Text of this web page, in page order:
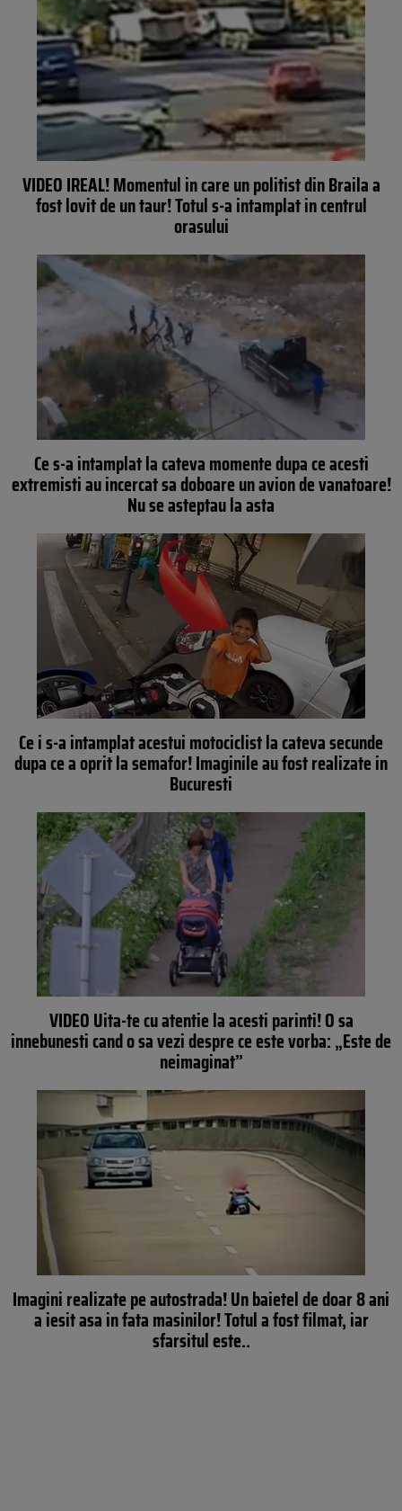
VIDEO IREAL! Momentul in care un politist din Braila a
fost lovit de un taur! Totul s-a intamplat in centrul
orasului
Ce s-a intamplat la cateva momente dupa ce acesti
extremisti au incercat sa doboare un avion de vanatoare!
Nu se asteptau la asta
Ce i s-a intamplat acestui motociclist la cateva secunde
dupa ce a oprit la semafor! Imaginile au fost realizate in
Bucuresti
VIDEO Uita-te cu atentie la acesti parinti! O sa
innebunesti cand o sa vezi despre ce este vorba: „Este de
neimaginat”
Imagini realizate pe autostrada! Un baietel de doar 8 ani
a iesit asa in fata masinilor! Totul a fost filmat, iar
sfarsitul este..